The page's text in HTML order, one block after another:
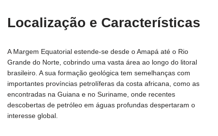
Localização e Características
A Margem Equatorial estende-se desde o Amapá até o Rio
Grande do Norte, cobrindo uma vasta área ao longo do litoral
brasileiro. A sua formação geológica tem semelhanças com
importantes províncias petrolíferas da costa africana, como as
encontradas na Guiana e no Suriname, onde recentes
descobertas de petróleo em águas profundas despertaram o
interesse global.